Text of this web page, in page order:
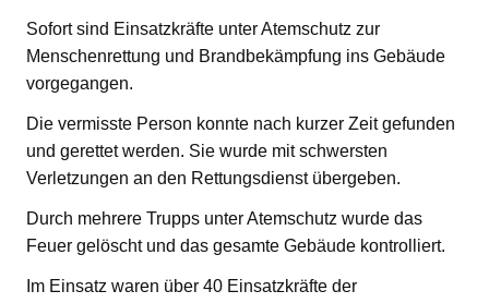
Sofort sind Einsatzkräfte unter Atemschutz zur
Menschenrettung und Brandbekämpfung ins Gebäude
vorgegangen.
Die vermisste Person konnte nach kurzer Zeit gefunden
und gerettet werden. Sie wurde mit schwersten
Verletzungen an den Rettungsdienst übergeben.
Durch mehrere Trupps unter Atemschutz wurde das
Feuer gelöscht und das gesamte Gebäude kontrolliert.
Im Einsatz waren über 40 Einsatzkräfte der